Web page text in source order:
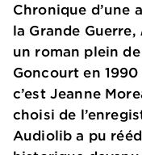
Chronique d’une
la Grande Guerre,
un roman plein
Goncourt en
c’est Jeanne
choisi de
Audiolib a pu